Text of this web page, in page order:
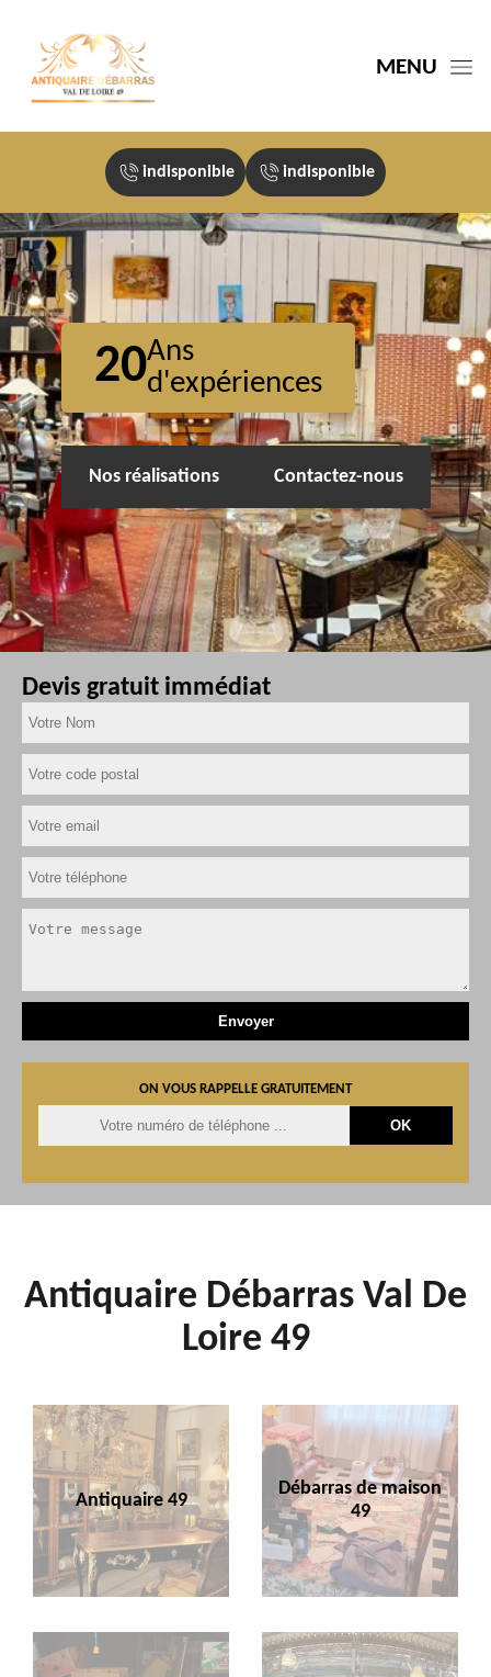
MENU
indisponible indisponible
20Ans
d'expériences
Nos réalisations Contactez-nous
Devis gratuit immédiat
ON VOUS RAPPELLE GRATUITEMENT
Antiquaire Débarras Val De
Loire 49
Antiquaire 49
Débarras de maison
49